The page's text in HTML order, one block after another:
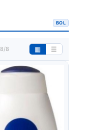
BOL
8/8 ▦ ☰